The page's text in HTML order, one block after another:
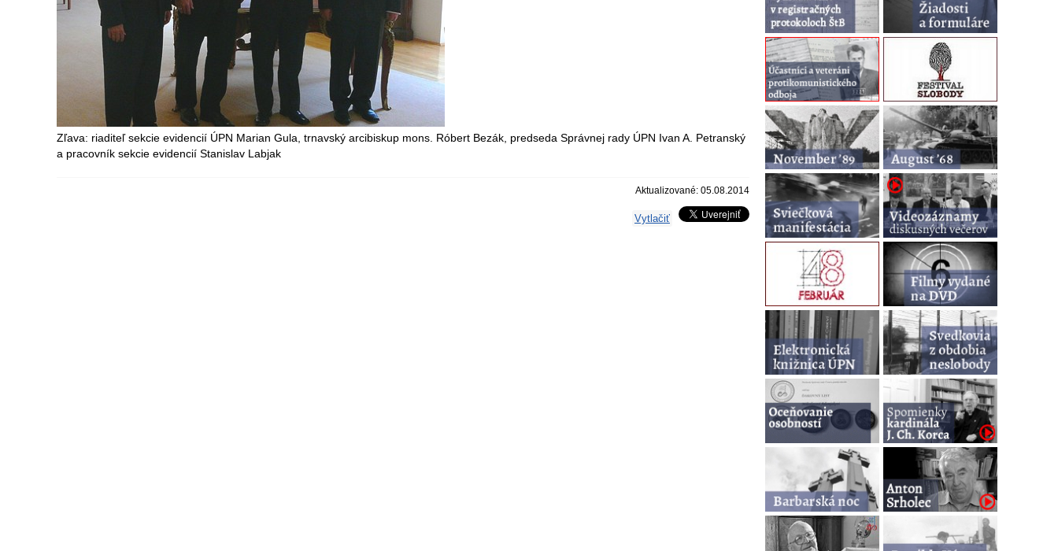
Zľava: riaditeľ sekcie evidencií ÚPN Marian Gula, trnavský arcibiskup mons. Róbert Bezák, predseda Správnej rady ÚPN Ivan A. Petranský
a pracovník sekcie evidencií Stanislav Labjak
Aktualizované: 05.08.2014
Vytlačiť